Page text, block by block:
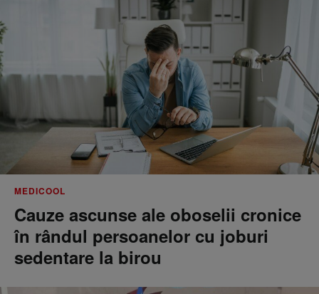
MEDICOOL
Cauze ascunse ale oboselii cronice
în rândul persoanelor cu joburi
sedentare la birou